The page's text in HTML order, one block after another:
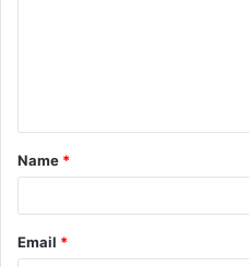
t
*
Name *
Email *